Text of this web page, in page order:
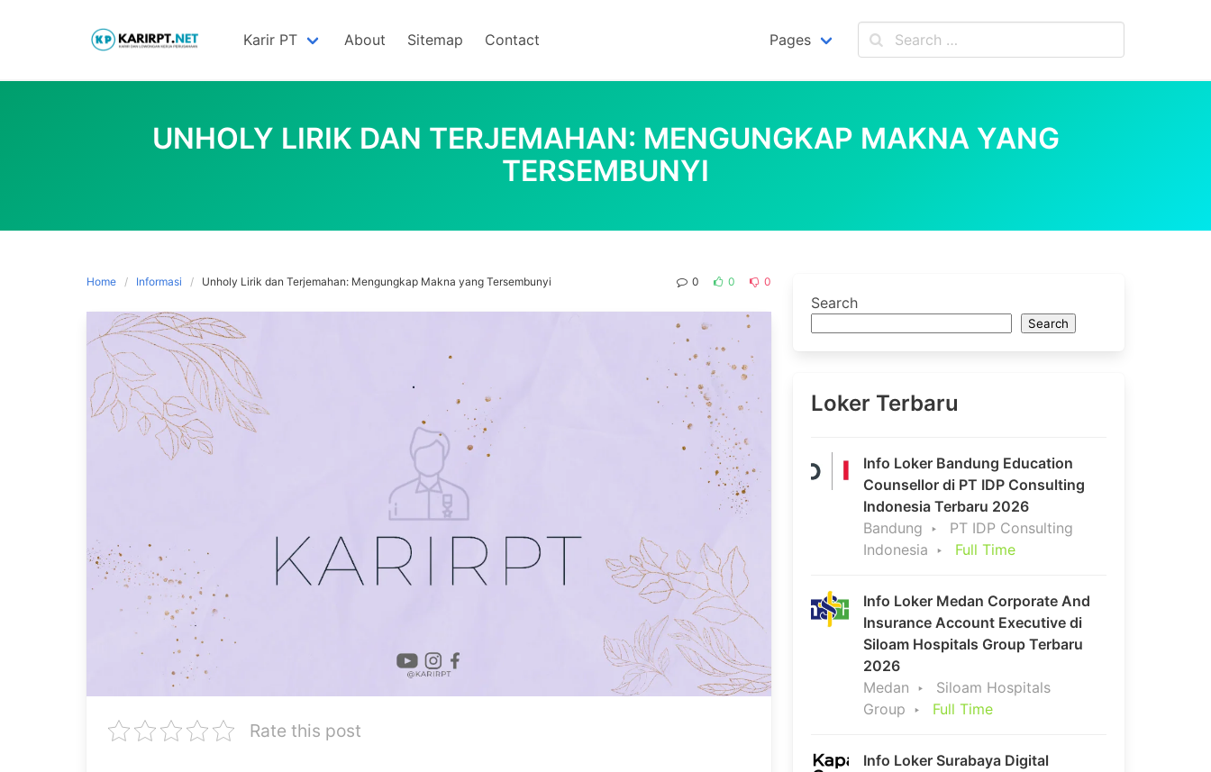
Karir PT About Sitemap Contact Pages
UNHOLY LIRIK DAN TERJEMAHAN: MENGUNGKAP MAKNA YANG
TERSEMBUNYI
Home Informasi Unholy Lirik dan Terjemahan: Mengungkap Makna yang Tersembunyi 0 0 0
Rate this post
Search
Search
Loker Terbaru
Info Loker Bandung Education
Counsellor di PT IDP Consulting
Indonesia Terbaru 2026
Bandung
PT IDP Consulting
Indonesia
Full Time
Info Loker Medan Corporate And
Insurance Account Executive di
Siloam Hospitals Group Terbaru
2026
Medan
Siloam Hospitals
Group
Full Time
Info Loker Surabaya Digital